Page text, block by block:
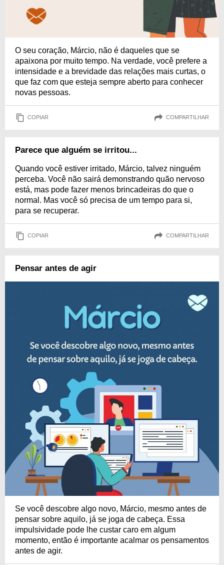
O seu coração, Márcio, não é daqueles que se
apaixona por muito tempo. Na verdade, você prefere a
intensidade e a brevidade das relações mais curtas, o
que faz com que esteja sempre aberto para conhecer
novas pessoas.
COPIAR COMPARTILHAR
Parece que alguém se irritou...
Quando você estiver irritado, Márcio, talvez ninguém
perceba. Você não sairá demonstrando quão nervoso
está, mas pode fazer menos brincadeiras do que o
normal. Mas você só precisa de um tempo para si,
para se recuperar.
COPIAR COMPARTILHAR
Pensar antes de agir
Se você descobre algo novo, Márcio, mesmo antes de
pensar sobre aquilo, já se joga de cabeça. Essa
impulsividade pode lhe custar caro em algum
momento, então é importante acalmar os pensamentos
antes de agir.